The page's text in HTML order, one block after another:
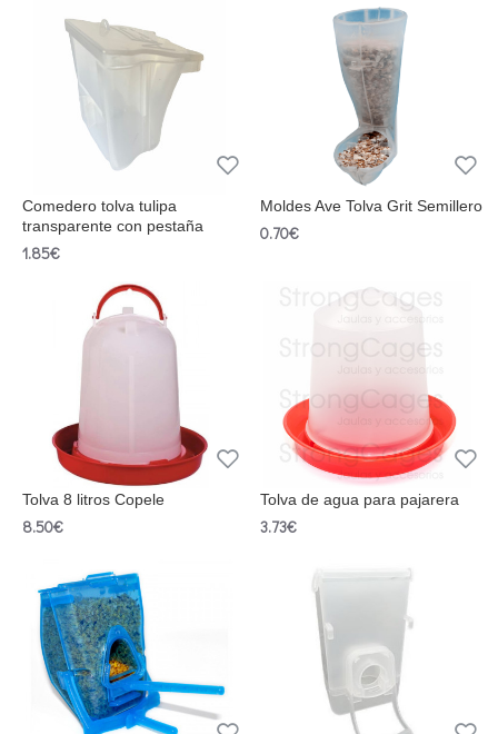
Comedero tolva tulipa
transparente con pestaña
1.85€
Moldes Ave Tolva Grit Semillero
0.70€
Tolva 8 litros Copele
8.50€
Tolva de agua para pajarera
3.73€